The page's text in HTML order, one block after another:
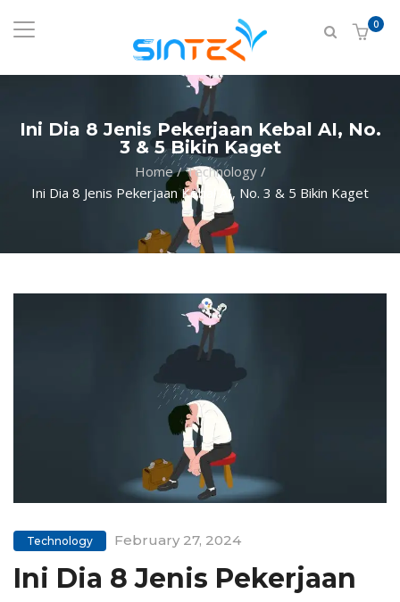
0
Ini Dia 8 Jenis Pekerjaan Kebal AI, No.
3 & 5 Bikin Kaget
Home/ Technology/
Ini Dia 8 Jenis Pekerjaan Kebal AI, No. 3 & 5 Bikin Kaget
Technology February 27, 2024
Ini Dia 8 Jenis Pekerjaan